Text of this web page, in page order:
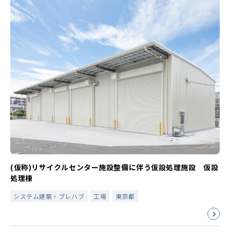
(仮称)リサイクルセンター施設整備に伴う仮設処理施設 仮設
処理棟
システム建築・プレハブ 工場 東京都